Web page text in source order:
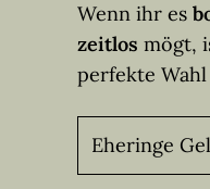
Wenn ihr es
zeitlos mögt,
perfekte
Eheringe